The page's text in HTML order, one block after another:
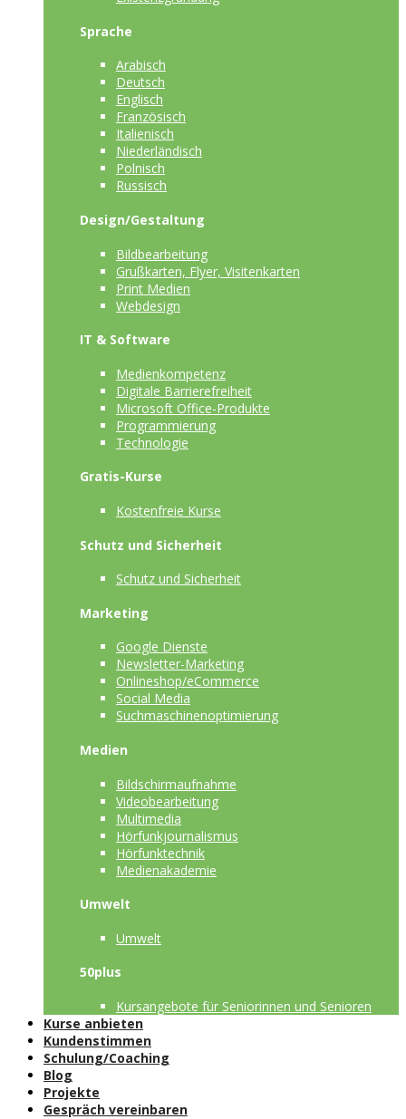
Sprache
Arabisch
Deutsch
Englisch
Französisch
Italienisch
Niederländisch
Polnisch
Russisch
Design/Gestaltung
Bildbearbeitung
Grußkarten, Flyer, Visitenkarten
Print Medien
Webdesign
IT & Software
Medienkompetenz
Digitale Barrierefreiheit
Microsoft Office-Produkte
Programmierung
Technologie
Gratis-Kurse
Kostenfreie Kurse
Schutz und Sicherheit
Schutz und Sicherheit
Marketing
Google Dienste
Newsletter-Marketing
Onlineshop/eCommerce
Social Media
Suchmaschinenoptimierung
Medien
Bildschirmaufnahme
Videobearbeitung
Multimedia
Hörfunkjournalismus
Hörfunktechnik
Medienakademie
Umwelt
Umwelt
50plus
Kursangebote für Seniorinnen und Senioren
Kurse anbieten
Kundenstimmen
Schulung/Coaching
Blog
Projekte
Gespräch vereinbaren